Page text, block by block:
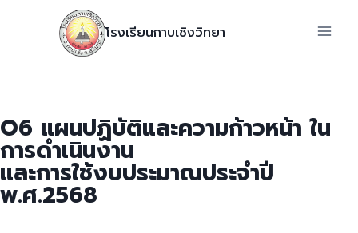
โรงเรียนกาบเชิงวิทยา
O6 แผนปฏิบัติและความก้าวหน้า ใน
การดำเนินงาน
และการใช้งบประมาณประจำปี
พ.ศ.2568